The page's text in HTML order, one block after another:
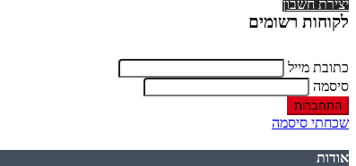
יצירת חשבון
לקוחות רשומים
כתובת מייל
סיסמה
שכחתי סיסמה
אודות